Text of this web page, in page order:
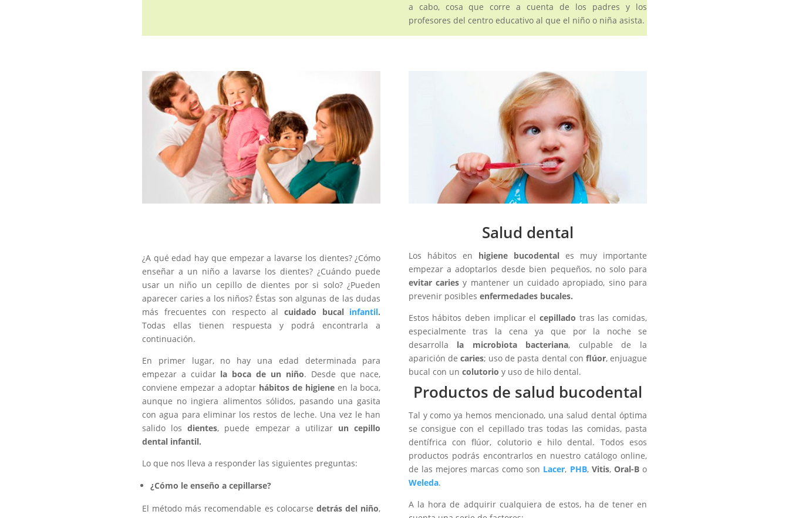
a cabo, cosa que corre a cuenta de los padres y los
profesores del centro educativo al que el niño o niña asista.
¿A qué edad hay que empezar a lavarse los dientes? ¿Cómo
enseñar a un niño a lavarse los dientes? ¿Cuándo puede
usar un niño un cepillo de dientes por si solo? ¿Pueden
aparecer caries a los niños? Éstas son algunas de las dudas
más frecuentes con respecto alcuidado bucal infantil.
Todas ellas tienen respuesta y podrá encontrarla a
continuación.
En primer lugar, no hay una edad determinada para
empezar a cuidar la boca de un niño. Desde que nace,
conviene empezar a adoptar hábitos de higieneen la boca,
aunque no ingiera alimentos sólidos, pasando una gasita
con agua para eliminar los restos de leche. Una vez le han
salido losdientes, puede empezar a utilizar un cepillo
dental infantil.
Lo que nos lleva a responder las siguientes preguntas:
¿Cómo le enseño a cepillarse?
El método más recomendable es colocarse detrás del niño,
Salud dental
Los hábitos en higiene bucodentales muy importante
empezar a adoptarlos desde bien pequeños, no solo para
evitar cariesy mantener un cuidado apropiado, sino para
prevenir posibles enfermedades bucales.
Estos hábitos deben implicar elcepillado tras las comidas,
especialmente tras la cena ya que por la noche se
desarrolla la microbiota bacteriana, culpable de la
aparición de caries; uso de pasta dental con flúor, enjuague
bucal con un colutorio y uso de hilo dental.
Productos de salud bucodental
Tal y como ya hemos mencionado, una salud dental óptima
se consigue con el cepillado tras todas las comidas, pasta
dentífrica con flúor, colutorio e hilo dental. Todos esos
productos podrás encontrarlos en nuestro catálogo online,
de las mejores marcas como son Lacer, PHB, Vitis, Oral-Bo
Weleda.
A la hora de adquirir cualquiera de estos, ha de tener en